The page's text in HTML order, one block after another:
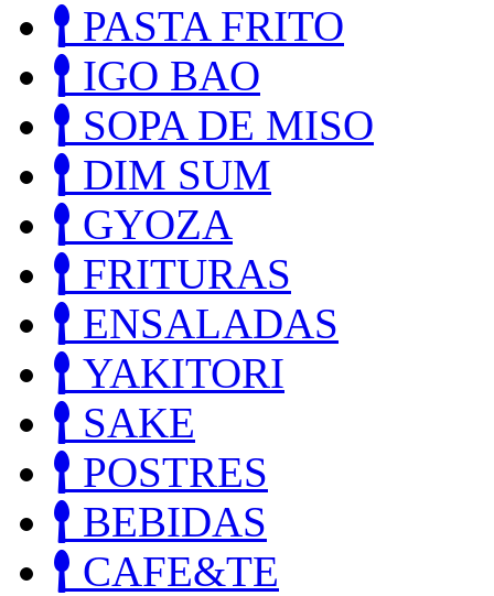
PASTA FRITO
IGO BAO
SOPA DE MISO
DIM SUM
GYOZA
FRITURAS
ENSALADAS
YAKITORI
SAKE
POSTRES
BEBIDAS
CAFE&TE